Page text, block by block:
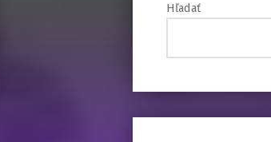
Hľadať